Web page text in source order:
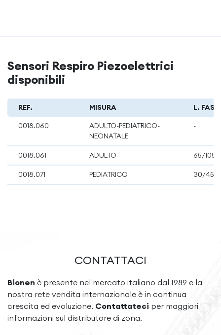
Sensori Respiro Piezoelettrici
disponibili
REF. MISURA L.
0018.060
ADULTO-PEDIATRICO-
NEONATALE
-
0018.061 ADULTO 65/105/
0018.071 PEDIATRICO 30/45/
CONTATTACI
Bionen è presente nel mercato italiano dal 1989 e la
nostra rete vendita internazionale è in continua
crescita ed evoluzione. Contattateci per maggiori
informazioni sul distributore di zona.